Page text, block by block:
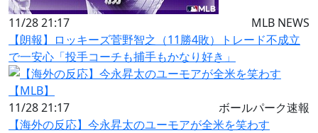
11/28 21:17
MLB NEWS
【朗報】ロッキーズ菅野智之（11勝4敗）トレード不成立
で一安心「投手コーチも捕手もかなり好き」
11/28 21:17
ボールパーク速報
【海外の反応】今永昇太のユーモアが全米を笑わす